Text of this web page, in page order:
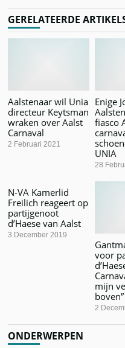
GERELATEERDE
Aalstenaar wil Unia
directeur Keytsman
wraken over Aalst
Carnaval
2 Februari 2021
Enige
fiasco
UNIA
28
N-VA Kamerlid
Freilich reageert op
partijgenoot
d’Haese van Aalst
3 December 2019
voor
mijn
boven”
2
ONDERWERPEN